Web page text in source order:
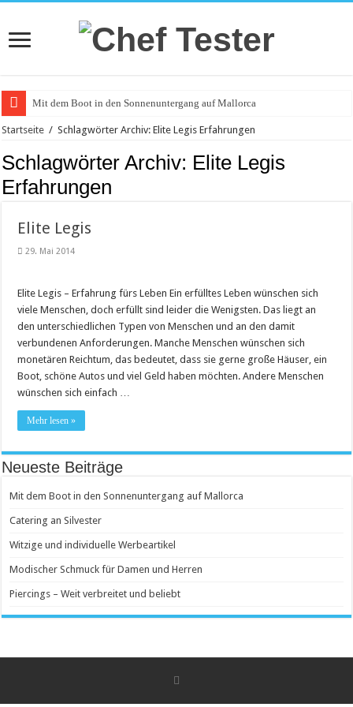
Mit dem Boot in den Sonnenuntergang auf Mallorca
Catering an Silvester
Witzige und individuelle Werbeartikel
Modischer Schmuck für Damen und Herren
Klemmbausteine – beliebt bei Groß und Klein
Bürostuhl – Darauf beim Kauf achten
Masken bedrucken lassen
Tattoo-Entfernung wird immer beliebter
Startseite / Schlagwörter Archiv: Elite Legis Erfahrungen
Schlagwörter Archiv: Elite Legis
Erfahrungen
Elite Legis
29. Mai 2014
Elite Legis – Erfahrung fürs Leben Ein erfülltes Leben wünschen sich
viele Menschen, doch erfüllt sind leider die Wenigsten. Das liegt an
den unterschiedlichen Typen von Menschen und an den damit
verbundenen Anforderungen. Manche Menschen wünschen sich
monetären Reichtum, das bedeutet, dass sie gerne große Häuser, ein
Boot, schöne Autos und viel Geld haben möchten. Andere Menschen
wünschen sich einfach …
Mehr lesen »
Neueste Beiträge
Mit dem Boot in den Sonnenuntergang auf Mallorca
Catering an Silvester
Witzige und individuelle Werbeartikel
Modischer Schmuck für Damen und Herren
Piercings – Weit verbreitet und beliebt